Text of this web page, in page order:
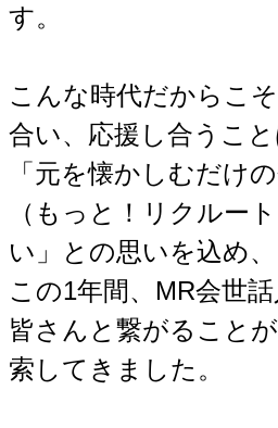
す。
こんな時代だからこ
合い、応援し合うこ
「元を懐かしむだけ
（もっと！リクルー
い」との思いを込め、
この1年間、MR会世話
皆さんと繋がること
索してきました。